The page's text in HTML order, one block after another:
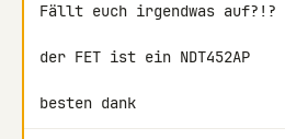
Fällt euch irgendwas auf?!?
der FET ist ein NDT452AP
besten dank